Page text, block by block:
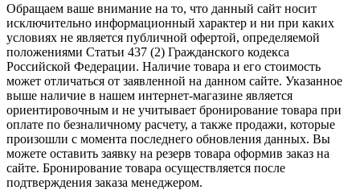
Обращаем ваше внимание на то, что данный сайт носит
исключительно информационный характер и ни при каких
условиях не является публичной офертой, определяемой
положениями Статьи 437 (2) Гражданского кодекса
Российской Федерации. Наличие товара и его стоимость
может отличаться от заявленной на данном сайте. Указанное
выше наличие в нашем интернет-магазине является
ориентировочным и не учитывает бронирование товара при
оплате по безналичному расчету, а также продажи, которые
произошли с момента последнего обновления данных. Вы
можете оставить заявку на резерв товара оформив заказ на
сайте. Бронирование товара осуществляется после
подтверждения заказа менеджером.